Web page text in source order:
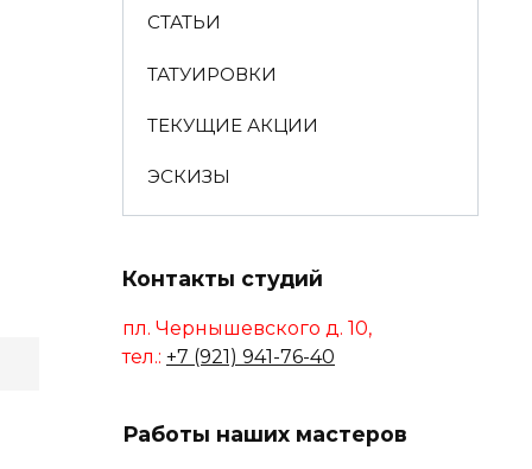
СТАТЬИ
ТАТУИРОВКИ
ТЕКУЩИЕ АКЦИИ
ЭСКИЗЫ
Контакты студий
пл. Чернышевского д. 10,
тел.: +7 (921) 941-76-40
Работы наших мастеров